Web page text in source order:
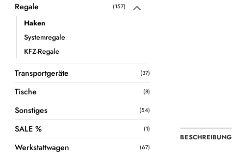
Regale (157)
Haken
Systemregale
KFZ-Regale
Transportgeräte (37)
Tische (8)
Sonstiges (54)
SALE % (1)
Werkstattwagen (67)
BESCHREIBUNG